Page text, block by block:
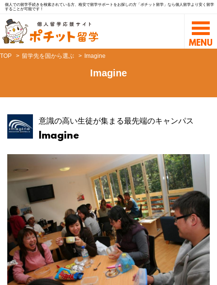
個人での留学手続きを検索されている方、格安で留学サポートをお探しの方「ポチット留学」なら個人留学より安く留学
することが可能です！
TOP 留学先を国から選ぶ Imagine
Imagine
意識の高い生徒が集まる最先端のキャンパス
Imagine